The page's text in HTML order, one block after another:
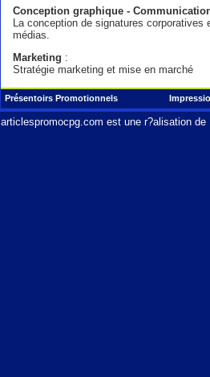
Conception graphique -
La conception de signatures
médias.
Marketing :
Stratégie marketing et mise en marché
Présentoirs Promotionnels
articlespromocpg.com est une r?alisation de